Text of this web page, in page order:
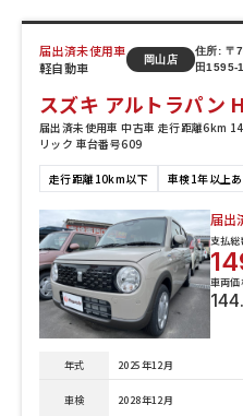
届出済未使用車
軽自動車
岡山店
住所: 〒
田1595-1
スズキ アルトラパン
届出済未使用車 中古車 走行距離6km
リック 車台番号609
走行距離10km以下 車検1年以上
届出
支払
車両
年式 2025年12月
車検 2028年12月